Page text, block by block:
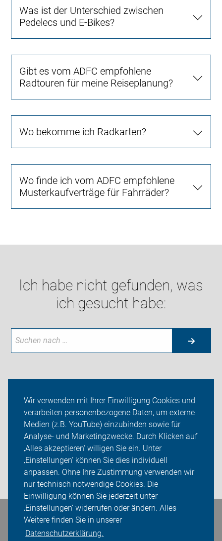
Wir verwenden mit Ihrer Einwilligung Cookies und
verarbeiten personenbezogene Daten, um externe
Medien (z.B. YouTube) einzubinden sowie für
Analyse- und Marketingzwecke. Durch Klicken auf
‚Alles akzeptieren‘ willigen Sie ein. Unter
‚Einstellungen‘ können Sie dies individuell
anpassen. Ohne Ihre Zustimmung verwenden wir
nur technisch notwendige Cookies. Die
Einwilligung können Sie jederzeit unter
‚Einstellungen‘ widerrufen oder ändern. Alles
Weitere finden Sie in unserer
Datenschutzerklärung.
Was ist der Unterschied zwischen
Pedelecs und E-Bikes?
Gibt es vom ADFC empfohlene
Radtouren für meine Reiseplanung?
Wo bekomme ich Radkarten?
Wo finde ich vom ADFC empfohlene
Musterkaufverträge für Fahrräder?
Ich habe nicht gefunden, was
ich gesucht habe:
ADFC Erlangen
Sei dabei
Presse
Login
Bleiben Sie in Kontakt